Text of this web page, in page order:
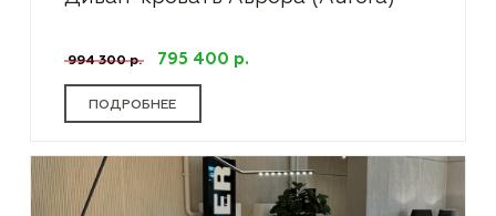
994 300 р. 795 400 р.
ПОДРОБНЕЕ